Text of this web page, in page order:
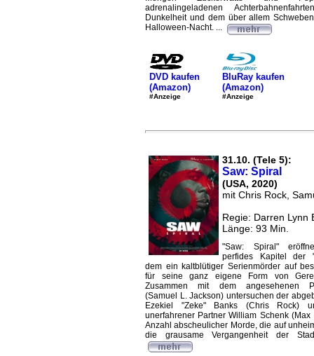
adrenalingeladenen
Dunkelheit und dem über allem
Halloween-Nacht. ...
DVD kaufen
(Amazon)
#Anzeige
BluRay kaufen
(Amazon)
#Anzeige
31.10. (Tele 5):
Saw: Spiral
(USA, 2020)
mit Chris Rock,
Regie: Darren Lynn
Länge: 93 Min.
"Saw: Spiral"
perfides Kapitel der
dem ein kaltblütiger Serienmörder auf
für seine ganz eigene Form von
Zusammen mit dem angesehenen
(Samuel L. Jackson) untersuchen der
Ezekiel "Zeke" Banks (Chris Rock)
unerfahrener Partner William Schenk
Anzahl abscheulicher Morde, die auf
die grausame Vergangenheit der